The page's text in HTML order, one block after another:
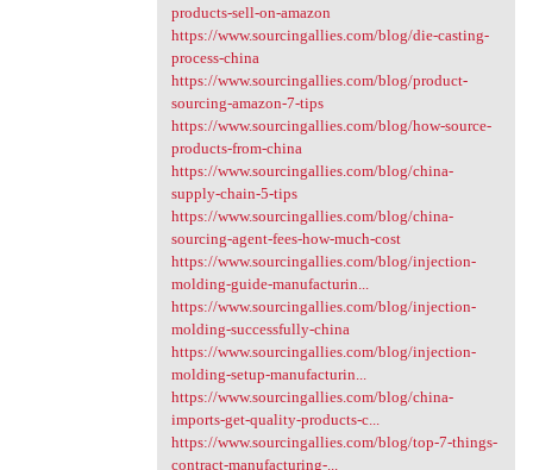
products-sell-on-amazon
https://www.sourcingallies.com/blog/die-casting-
process-china
https://www.sourcingallies.com/blog/product-
sourcing-amazon-7-tips
https://www.sourcingallies.com/blog/how-source-
products-from-china
https://www.sourcingallies.com/blog/china-
supply-chain-5-tips
https://www.sourcingallies.com/blog/china-
sourcing-agent-fees-how-much-cost
https://www.sourcingallies.com/blog/injection-
molding-guide-manufacturin...
https://www.sourcingallies.com/blog/injection-
molding-successfully-china
https://www.sourcingallies.com/blog/injection-
molding-setup-manufacturin...
https://www.sourcingallies.com/blog/china-
imports-get-quality-products-c...
https://www.sourcingallies.com/blog/top-7-things-
contract-manufacturing-...